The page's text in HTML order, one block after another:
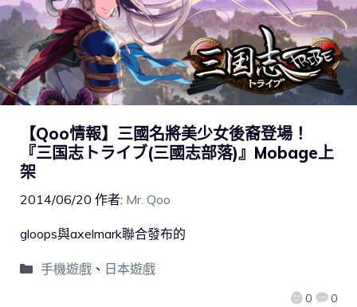
【Qoo情報】三國名將美少女後裔登場！
『三国志トライブ(三國志部落)』Mobage上
架
2014/06/20 作者: Mr. Qoo
0 0
gloops與axelmark聯合發布的
手機遊戲、 日本遊戲